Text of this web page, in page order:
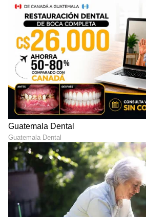
Image Credit :Getty
Amazon Great Summer
ಫೋನ್‌ಗಳ ಮೇಲೆ ಕ್ರೇಜಿ ಡೀಲ್ಸ್
ಗೇಮಿಂಗ್ ಇಷ್ಟಪಡುವ ಯುವ
ಆಫರ್‌ಗಳನ್ನು ತಂದಿದೆ.
• iQOO 15: ಪವರ್‌ಫುಲ್
ಫೋನ್ ರೂ. 76,999 ರಿಂದ ರೂ.
• iQOO 15R: ರೂ. 53,999 ಇದ್ದ
ರೂ. 41,499ಕ್ಕೆ ಖರೀದಿಸಬಹುದು.